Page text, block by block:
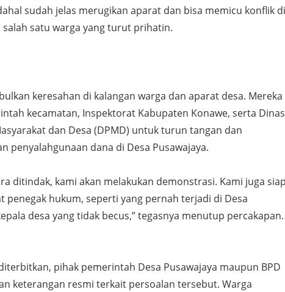
sudah jelas merugikan aparat dan bisa memicu konflik di
salah satu warga yang turut prihatin.
keresahan di kalangan warga dan aparat desa. Mereka
kecamatan, Inspektorat Kabupaten Konawe, serta Dinas
dan Desa (DPMD) untuk turun tangan dan
penyalahgunaan dana di Desa Pusawajaya.
ditindak, kami akan melakukan demonstrasi. Kami juga
penegak hukum, seperti yang pernah terjadi di Desa
desa yang tidak becus,” tegasnya menutup percakapan.
pihak pemerintah Desa Pusawajaya maupun BPD
keterangan resmi terkait persoalan tersebut. Warga